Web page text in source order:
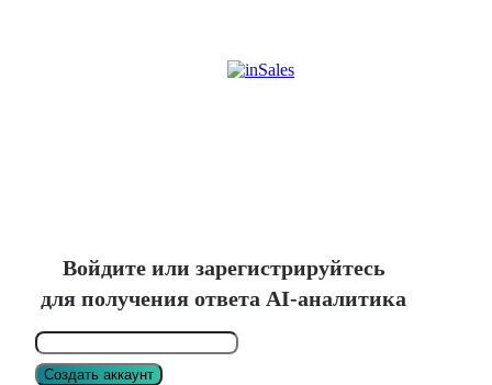
Войдите или зарегистрируйтесь
для получения ответа AI-аналитика
Создать аккаунт